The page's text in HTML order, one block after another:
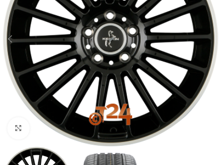
Zum Vergrößern klicken